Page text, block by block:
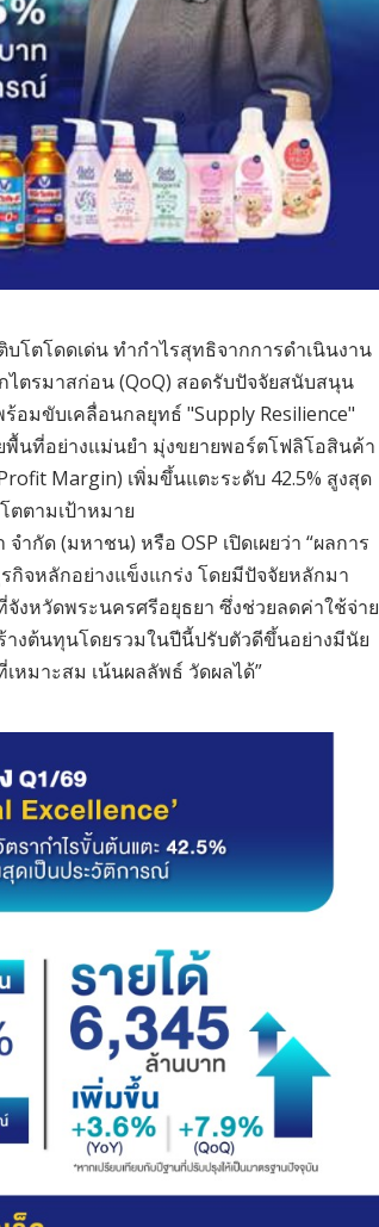
โตโดดเด่น ทำกำไรสุทธิจากการดำเนินงาน
ไตรมาสก่อน (QoQ) สอดรับปัจจัยสนับสนุน
อมขับเคลื่อนกลยุทธ์ "Supply Resilience"
นที่อย่างแม่นยำ มุ่งขยายพอร์ตโฟลิโอสินค้า
Margin) เพิ่มขึ้นแตะระดับ 42.5% สูงสุด
ตตามเป้าหมาย
กัด (มหาชน) หรือ OSP เปิดเผยว่า “ผลการ
กิจหลักอย่างแข็งแกร่ง โดยมีปัจจัยหลักมา
งหวัดพระนครศรีอยุธยา ซึ่งช่วยลดค่าใช้จ่าย
งต้นทุนโดยรวมในปีนี้ปรับตัวดีขึ้นอย่างมีนัย
หมาะสม เน้นผลลัพธ์ วัดผลได้”